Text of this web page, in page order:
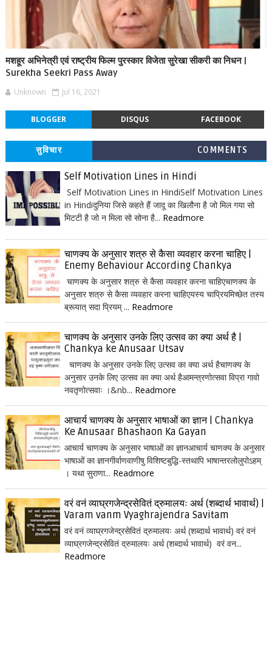
मशहूर अभिनेत्री एवं राष्ट्रीय फिल्म पुरस्कार विजेता सुरेखा सीकरी का निधन |
Surekha Seekri Pass Away
Unknown Jul 16, 2021
BLOGGER DISQUS FACEBOOK
सुविचार COMMENTS
Self Motivation Lines in Hindi
Self Motivation Lines in HindiSelf Motivation Lines
in Hindiदुनिया जिसे कहते हैं जादू का खिलौना है जो मिल गया सो
मिटटी है जो न मिला सो सोना है... Readmore
चाणक्य के अनुसार शत्रु से कैसा व्यवहार करना चाहिए |
Enemy Behaviour According Chankya
चाणक्य के अनुसार शत्रु से कैसा व्यवहार करना चाहिएचाणक्य के
अनुसार शत्रु से कैसा व्यवहार करना चाहिएयस्य चाप्रियमिच्छेत तस्य
ब्रूयात् सदा प्रियम् ... Readmore
चाणक्य के अनुसार उनके लिए उत्सव का क्या अर्थ है |
Chankya ke Anusaar Utsav
चाणक्य के अनुसार उनके लिए उत्सव का क्या अर्थ हैचाणक्य के
अनुसार उनके लिए उत्सव का क्या अर्थ हैआमन्त्रणोत्सवा विप्रा गावो
नवतृणोत्सवाः ।&nb... Readmore
आचार्य चाणक्य के अनुसार भाषाओं का ज्ञान | Chankya
Ke Anusaar Bhashaon Ka Gayan
आचार्य चाणक्य के अनुसार भाषाओं का ज्ञानआचार्य चाणक्य के अनुसार
भाषाओं का ज्ञानगीर्वाणवाणीषु विशिष्टबुद्धि-स्तथापि भाषान्तरलोलुपोऽहम्
। यथा सुराणा... Readmore
वरं वनं व्याघ्रगजेन्द्रसेवितं द्रुमालयः अर्थ (शब्दार्थ भावार्थ) |
Varam vanm Vyaghrajendra Savitam
वरं वनं व्याघ्रगजेन्द्रसेवितं द्रुमालयः अर्थ (शब्दार्थ भावार्थ) वरं वनं
व्याघ्रगजेन्द्रसेवितं द्रुमालयः अर्थ (शब्दार्थ भावार्थ) वरं वन...
Readmore